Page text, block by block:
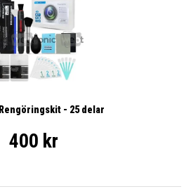
- 25 delar
400 kr